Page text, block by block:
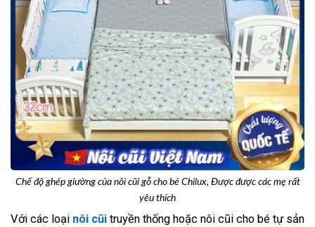
Chế độ ghép giường của nôi cũi gỗ cho bé Chilux, Được được các mẹ rất
yêu thích
Với các loại nôi cũi truyền thống hoặc nôi cũi cho bé tự sản